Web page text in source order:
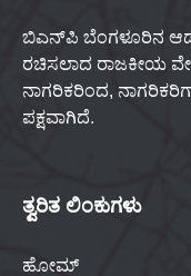
ಬಿಎನ್‌ಪಿ ಬೆಂಗಳೂರಿನ
ರಚಿಸಲಾದ ರಾಜಕೀಯ
ನಾಗರಿಕರಿಂದ,
ಪಕ್ಷವಾಗಿದೆ.
ತ್ವರಿತ ಲಿಂಕುಗಳು
ಹೋಮ್